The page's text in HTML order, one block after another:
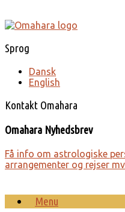
til
indhold
Sprog
Dansk
English
Kontakt Omahara
Omahara Nyhedsbrev
Få info om astro­lo­giske
arrange­menter og rejser mv.
Menu